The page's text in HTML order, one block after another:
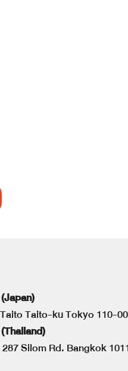
Taito-ku Tokyo 110-
Silom Rd. Bangkok